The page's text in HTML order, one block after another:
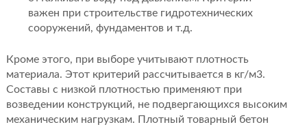
важен при строительстве гидротехнических
сооружений, фундаментов и т.д.
Кроме этого, при выборе учитывают плотность
материала. Этот критерий рассчитывается в кг/м3.
Составы с низкой плотностью применяют при
возведении конструкций, не подвергающихся высоким
механическим нагрузкам. Плотный товарный бетон